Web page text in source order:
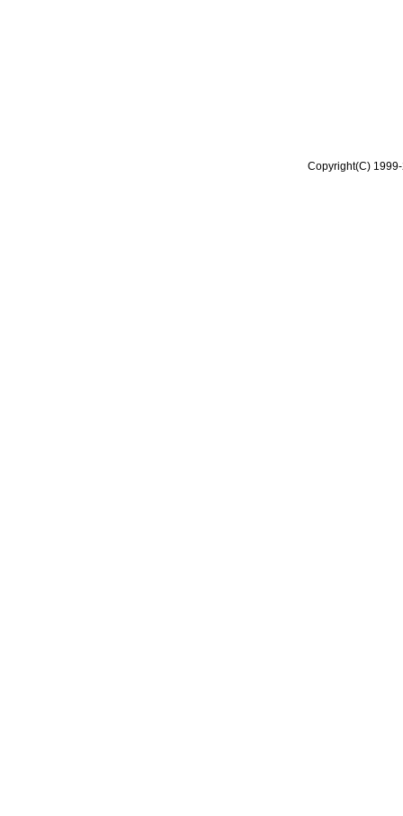
Copyright(C)